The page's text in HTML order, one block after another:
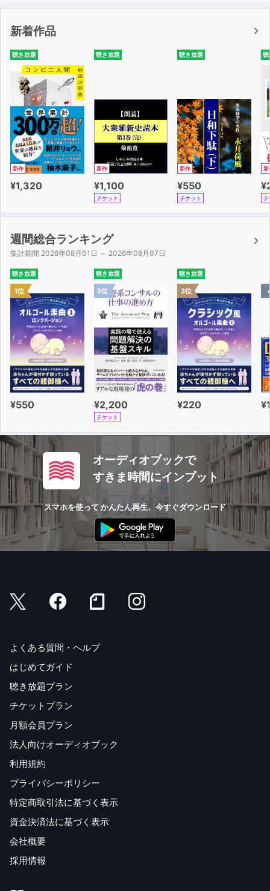
はずです。
このオーディオブックを聴いた後は、きっとあなたも一人
さんと同じように、
脳を支配して思い通りに働かせられる、「成功脳」の持ち
主になっていることでしょう。
※ご注意
本オーディオブックには、書籍版に同梱されている斎藤一
人さんの講演ＣＤは付属されておりません。
新着作品
聴き放題
新作
¥1,320
聴き放題
新作
¥1,100
チケット
聴き放題
新作
¥550
チケット
聴
新
チ
週間総合ランキング
集計期間 2026年08月01日 ～ 2026年08月07日
聴き放題
1位
¥550
聴き放題
2位
¥2,200
チケット
聴き放題
3位
¥220
オーディオブックで
すきま時間にインプット
スマホを使って かんたん再生、今すぐダウンロード
よくある質問・ヘルプ
はじめてガイド
聴き放題プラン
チケットプラン
月額会員プラン
法人向けオーディオブック
利用規約
プライバシーポリシー
特定商取引法に基づく表示
資金決済法に基づく表示
会社概要
採用情報